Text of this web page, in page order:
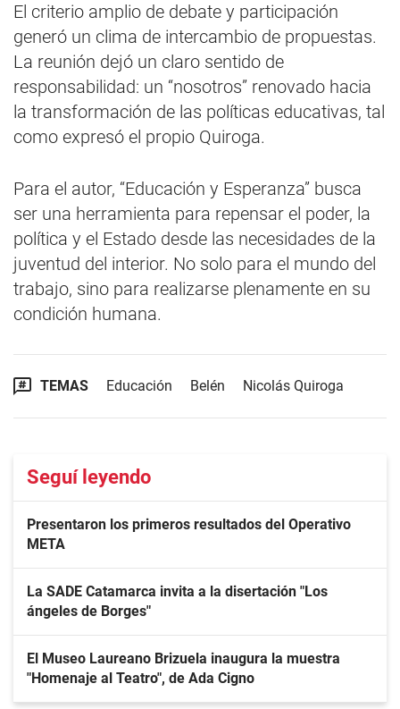
El criterio amplio de debate y participación
generó un clima de intercambio de propuestas.
La reunión dejó un claro sentido de
responsabilidad: un “nosotros” renovado hacia
la transformación de las políticas educativas, tal
como expresó el propio Quiroga.
Para el autor, “Educación y Esperanza” busca
ser una herramienta para repensar el poder, la
política y el Estado desde las necesidades de la
juventud del interior. No solo para el mundo del
trabajo, sino para realizarse plenamente en su
condición humana.
TEMAS Educación Belén Nicolás Quiroga
Seguí leyendo
Presentaron los primeros resultados del Operativo
META
La SADE Catamarca invita a la disertación "Los
ángeles de Borges"
El Museo Laureano Brizuela inaugura la muestra
"Homenaje al Teatro", de Ada Cigno